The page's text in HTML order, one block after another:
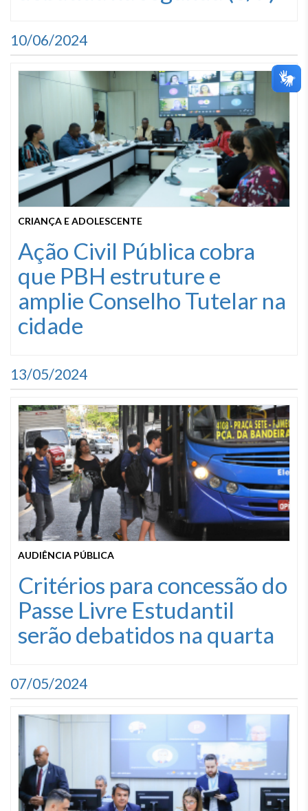
10/06/2024
CRIANÇA E ADOLESCENTE
Ação Civil Pública cobra
que PBH estruture e
amplie Conselho Tutelar na
cidade
13/05/2024
AUDIÊNCIA PÚBLICA
Critérios para concessão do
Passe Livre Estudantil
serão debatidos na quarta
07/05/2024